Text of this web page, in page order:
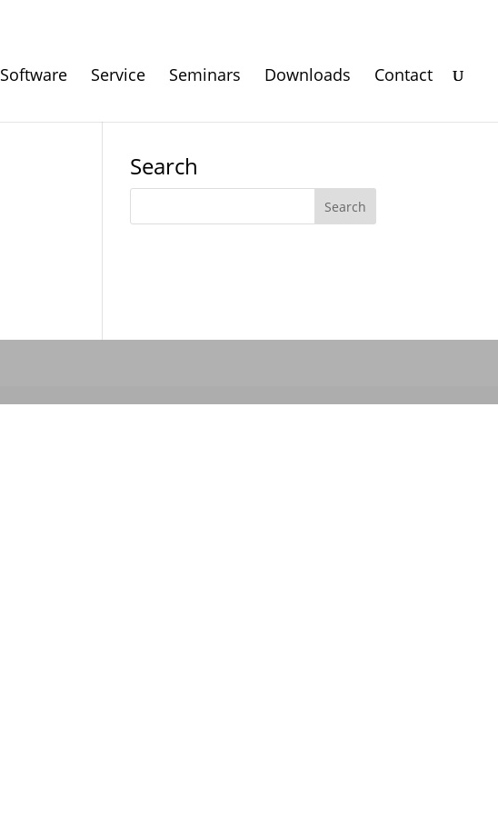
Software Service Seminars Downloads Contact
Search